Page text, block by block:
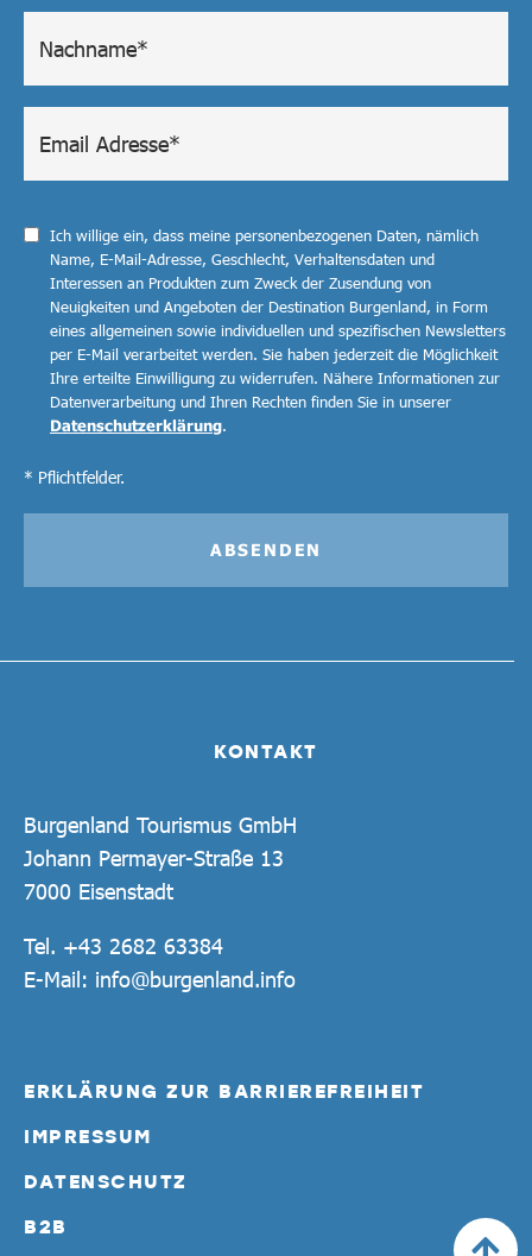
KONTAKT
Burgenland Tourismus GmbH
Johann Permayer-Straße 13
7000 Eisenstadt
Tel. +43 2682 63384
E-Mail: info@burgenland.info
ERKLÄRUNG ZUR BARRIEREFREIHEIT
IMPRESSUM
DATENSCHUTZ
B2B
Ich willige ein, dass meine personenbezogenen Daten, nämlich
Name, E-Mail-Adresse, Geschlecht, Verhaltensdaten und
Interessen an Produkten zum Zweck der Zusendung von
Neuigkeiten und Angeboten der Destination Burgenland, in Form
eines allgemeinen sowie individuellen und spezifischen Newsletters
per E-Mail verarbeitet werden. Sie haben jederzeit die Möglichkeit
Ihre erteilte Einwilligung zu widerrufen. Nähere Informationen zur
Datenverarbeitung und Ihren Rechten finden Sie in unserer
Datenschutzerklärung.
* Pflichtfelder.
ABSENDEN